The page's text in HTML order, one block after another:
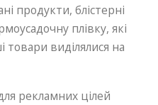
продукти, блістерні
плівку, які
товари виділялися на
рекламних цілей